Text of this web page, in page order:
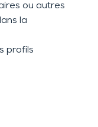
ou autres
la
profils